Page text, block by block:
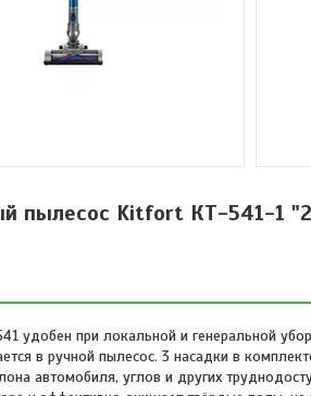
пылесос Kitfort КТ-541-1
при локальной и генеральной
в ручной пылесос. 3 насадки в
автомобиля, углов и других